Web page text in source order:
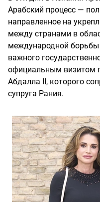
Арабский процесс —
направленное на
между странами в
международной
важного
официальным визитом
Абдалла II, которого
супруга Рания.